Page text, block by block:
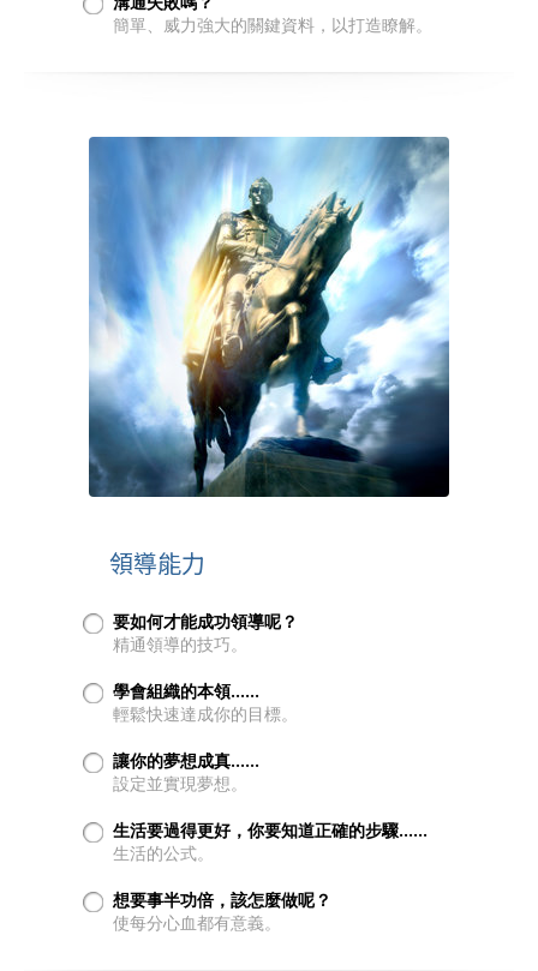
簡單、威力強大的關鍵資料，以打造瞭解。
領導能力
要如何才能成功領導呢？
精通領導的技巧。
學會組織的本領……
輕鬆快速達成你的目標。
讓你的夢想成真……
設定並實現夢想。
生活要過得更好，你要知道正確的步驟……
生活的公式。
想要事半功倍，該怎麼做呢？
使每分心血都有意義。